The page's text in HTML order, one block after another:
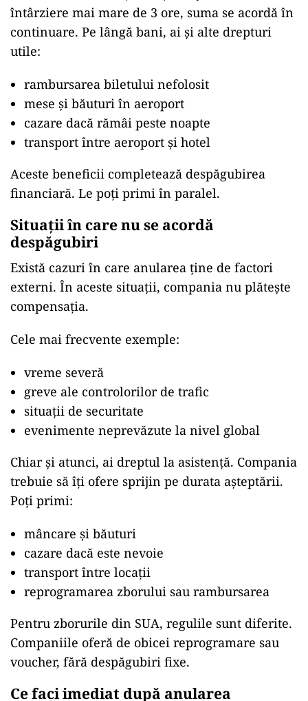
întârziere mai mare de 3 ore, suma se acordă în
continuare. Pe lângă bani, ai și alte drepturi
utile:
rambursarea biletului nefolosit
mese și băuturi în aeroport
cazare dacă rămâi peste noapte
transport între aeroport și hotel
Aceste beneficii completează despăgubirea
financiară. Le poți primi în paralel.
Situații în care nu se acordă
despăgubiri
Există cazuri în care anularea ține de factori
externi. În aceste situații, compania nu plătește
compensația.
Cele mai frecvente exemple:
vreme severă
greve ale controlorilor de trafic
situații de securitate
evenimente neprevăzute la nivel global
Chiar și atunci, ai dreptul la asistență. Compania
trebuie să îți ofere sprijin pe durata așteptării.
Poți primi:
mâncare și băuturi
cazare dacă este nevoie
transport între locații
reprogramarea zborului sau rambursarea
Pentru zborurile din SUA, regulile sunt diferite.
Companiile oferă de obicei reprogramare sau
voucher, fără despăgubiri fixe.
Ce faci imediat după anularea